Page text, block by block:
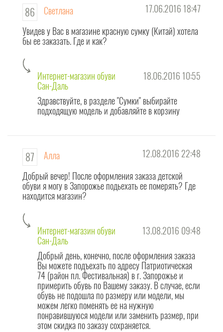
86 Светлана
17.06.2016 18:47
Увидев у Вас в магазине красную сумку (Китай) хотела
бы ее заказать. Где и как?
Интернет-магазин обуви
Сан-Даль
18.06.2016 10:55
Здравствуйте, в разделе "Сумки" выбирайте
подходящую модель и добавляйте в корзину
87 Алла
12.08.2016 22:48
Добрый вечер! После оформления заказа детской
обуви я могу в Запорожье подьехать ее померять? Где
находится магазин?
Интернет-магазин обуви
Сан-Даль
13.08.2016 09:48
Добрый день, конечно, после оформления заказа
Вы можете подъехать по адресу Патриотическая
74 (район пл. Фестивальная) в г. Запорожье и
примерить обувь по Вашему заказу. В случае, если
обувь не подошла по размеру или модели, мы
можем легко поменять ее на нужную
понравившуюся модели или заменить размер, при
этом скидка по заказу сохраняется.